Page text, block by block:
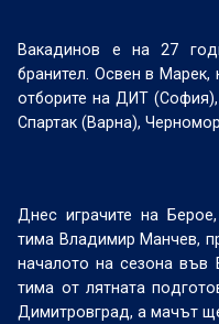
Вакадинов е на 27
бранител. Освен в Марек,
отборите на ДИТ
Спартак (Варна),
Днес играчите на
тима Владимир Манчев,
началото на сезона във
тима от лятната
Димитровград, а мачът